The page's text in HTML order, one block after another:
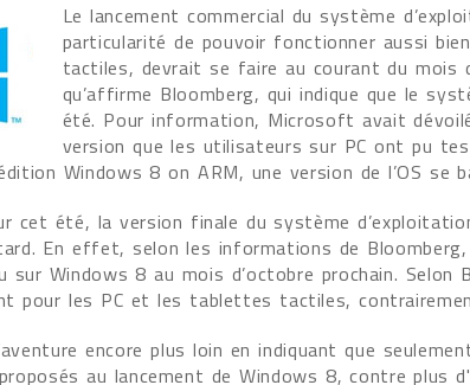
Le lancement commercial du système
particularité de pouvoir fonctionner aussi
tactiles, devrait se faire au courant du mois
qu’affirme Bloomberg, qui indique que le
été. Pour information, Microsoft avait
version que les utilisateurs sur PC ont pu
Windows 8 on ARM, une version de l’OS se
cet été, la version finale du système
En effet, selon les informations de
sur Windows 8 au mois d’octobre prochain.
pour les PC et les tablettes tactiles,
encore plus loin en indiquant que
au lancement de Windows 8, contre plus